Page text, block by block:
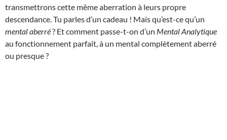
transmettrons cette même aberration à leurs propre
descendance. Tu parles d’un cadeau ! Mais qu’est-ce qu’un
mental aberré? Et comment passe-t-on d’un Mental Analytique
au fonctionnement parfait, à un mental complètement aberré
ou presque ?